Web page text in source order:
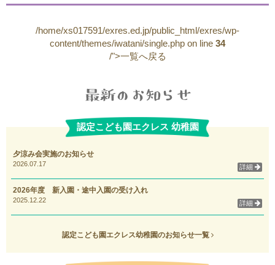
/home/xs017591/exres.ed.jp/public_html/exres/wp-
content/themes/iwatani/single.php on line 34
/">一覧へ戻る
認定こども園エクレス 幼稚園
夕涼み会実施のお知らせ
2026.07.17 詳細
2026年度 新入園・途中入園の受け入れ
2025.12.22 詳細
認定こども園エクレス幼稚園のお知らせ一覧